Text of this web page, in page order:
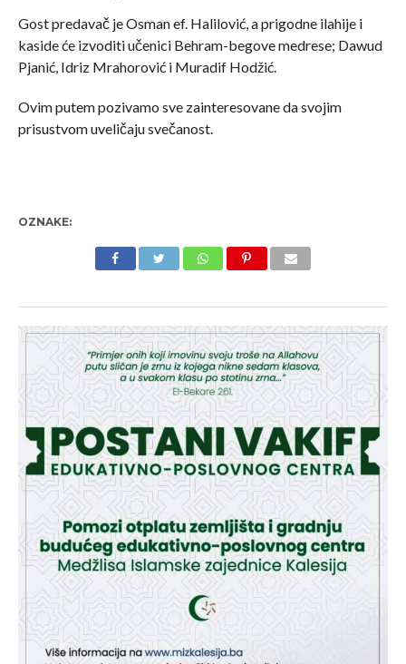
Gost predavač je Osman ef. Halilović, a prigodne ilahije i
kaside će izvoditi učenici Behram-begove medrese; Dawud
Pjanić, Idriz Mrahorović i Muradif Hodžić.
Ovim putem pozivamo sve zainteresovane da svojim
prisustvom uveličaju svečanost.
OZNAKE: